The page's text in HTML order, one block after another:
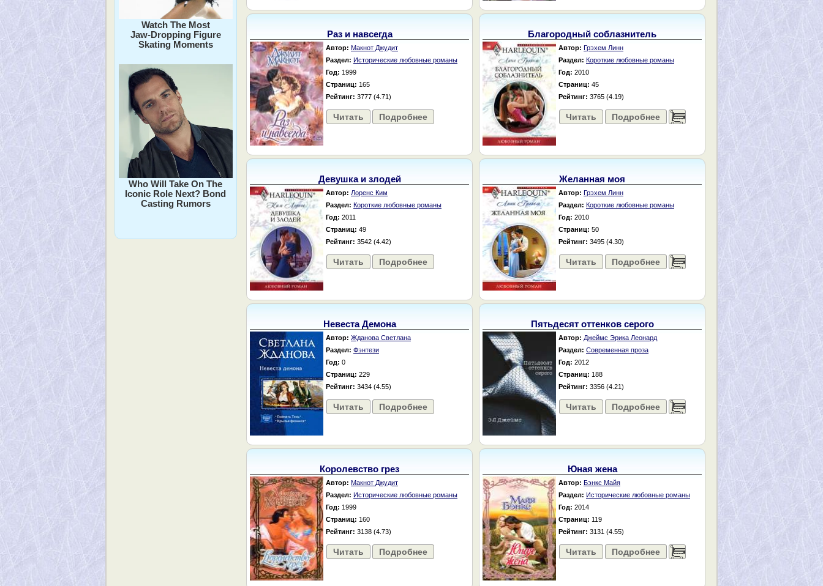
Watch The Most
Jaw‑Dropping Figure
Skating Moments
Who Will Take On The
Iconic Role Next? Bond
Casting Rumors
Раз и навсегда
Автор: Макнот Джудит
Раздел: Исторические любовные романы
Год: 1999
Страниц: 165
Рейтинг: 3777 (4.71)
Читать Подробнее
Благородный соблазнитель
Автор: Грэхем Линн
Раздел: Короткие любовные романы
Год: 2010
Страниц: 45
Рейтинг: 3765 (4.19)
Читать Подробнее ......
Девушка и злодей
Автор: Лоренс Ким
Раздел: Короткие любовные романы
Год: 2011
Страниц: 49
Рейтинг: 3542 (4.42)
Читать Подробнее
Желанная моя
Автор: Грэхем Линн
Раздел: Короткие любовные романы
Год: 2010
Страниц: 50
Рейтинг: 3495 (4.30)
Читать Подробнее ......
Невеста Демона
Автор: Жданова Светлана
Раздел: Фэнтези
Год: 0
Страниц: 229
Рейтинг: 3434 (4.55)
Читать Подробнее
Пятьдесят оттенков серого
Автор: Джеймс Эрика Леонард
Раздел: Современная проза
Год: 2012
Страниц: 188
Рейтинг: 3356 (4.21)
Читать Подробнее ......
Королевство грез
Автор: Макнот Джудит
Раздел: Исторические любовные романы
Год: 1999
Страниц: 160
Рейтинг: 3138 (4.73)
Читать Подробнее
Юная жена
Автор: Бэнкс Майя
Раздел: Исторические любовные романы
Год: 2014
Страниц: 119
Рейтинг: 3131 (4.55)
Читать Подробнее ......